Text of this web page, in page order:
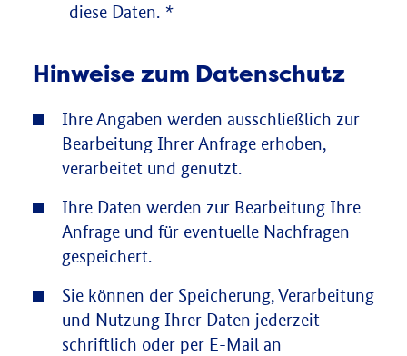
diese Daten. *
Hinweise zum Datenschutz
Ihre Angaben werden ausschließlich zur
Bearbeitung Ihrer Anfrage erhoben,
verarbeitet und genutzt.
Ihre Daten werden zur Bearbeitung Ihre
Anfrage und für eventuelle Nachfragen
gespeichert.
Sie können der Speicherung, Verarbeitung
und Nutzung Ihrer Daten jederzeit
schriftlich oder per E-Mail an